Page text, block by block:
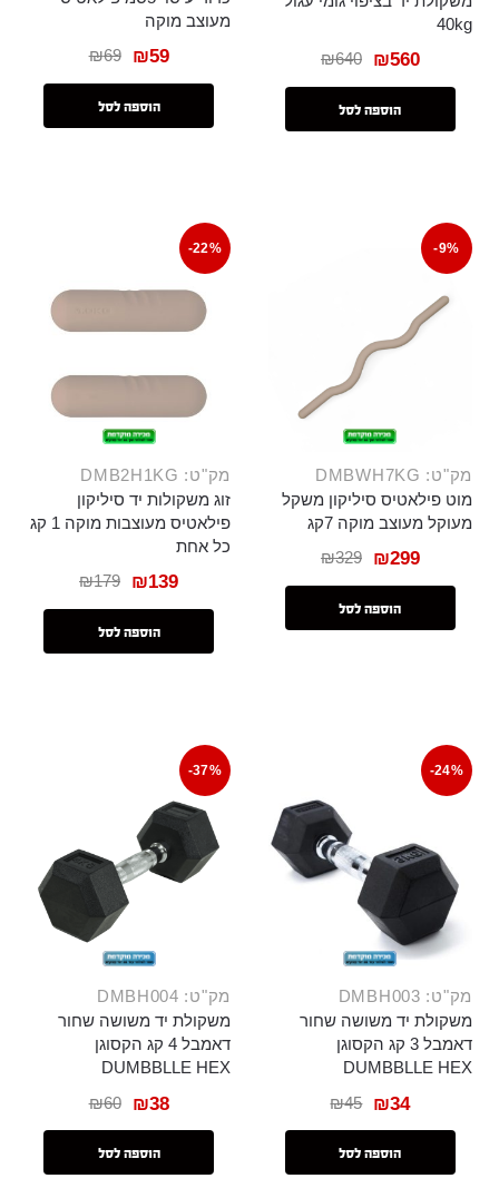
40kg
₪640 ₪560
הוספה לסל
מעוצב מוקה
₪69 ₪59
הוספה לסל
-9%
מק"ט: DMBWH7KG
מוט פילאטיס סיליקון משקל
מעוקל מעוצב מוקה 7קג
₪329 ₪299
הוספה לסל
-22%
מק"ט: DMB2H1KG
זוג משקולות יד סיליקון
פילאטיס מעוצבות מוקה 1 קג
כל אחת
₪179 ₪139
הוספה לסל
-24%
מק"ט: DMBH003
משקולת יד משושה שחור
דאמבל 3 קג הקסוגן
DUMBBLLE HEX
₪45 ₪34
הוספה לסל
-37%
מק"ט: DMBH004
משקולת יד משושה שחור
דאמבל 4 קג הקסוגן
DUMBBLLE HEX
₪60 ₪38
הוספה לסל